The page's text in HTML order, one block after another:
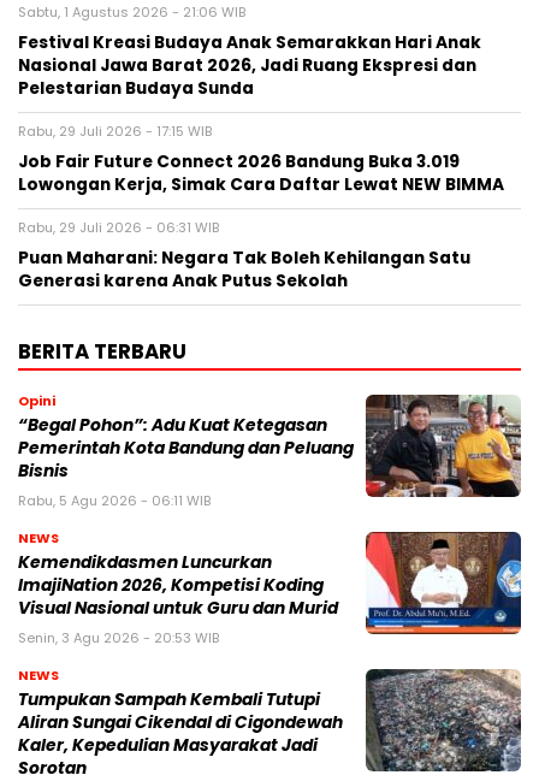
Sabtu, 1 Agustus 2026 - 21:06 WIB
Festival Kreasi Budaya Anak Semarakkan Hari Anak
Nasional Jawa Barat 2026, Jadi Ruang Ekspresi dan
Pelestarian Budaya Sunda
Rabu, 29 Juli 2026 - 17:15 WIB
Job Fair Future Connect 2026 Bandung Buka 3.019
Lowongan Kerja, Simak Cara Daftar Lewat NEW BIMMA
Rabu, 29 Juli 2026 - 06:31 WIB
Puan Maharani: Negara Tak Boleh Kehilangan Satu
Generasi karena Anak Putus Sekolah
BERITA TERBARU
Opini
“Begal Pohon”: Adu Kuat Ketegasan
Pemerintah Kota Bandung dan Peluang
Bisnis
Rabu, 5 Agu 2026 - 06:11 WIB
NEWS
Kemendikdasmen Luncurkan
ImajiNation 2026, Kompetisi Koding
Visual Nasional untuk Guru dan Murid
Senin, 3 Agu 2026 - 20:53 WIB
NEWS
Tumpukan Sampah Kembali Tutupi
Aliran Sungai Cikendal di Cigondewah
Kaler, Kepedulian Masyarakat Jadi
Sorotan